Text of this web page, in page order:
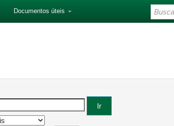
Documentos úteis